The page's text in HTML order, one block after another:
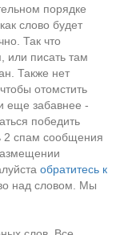
порядке
слово будет
Так что
или писать там
Также нет
отомстить
еще забавнее -
победить
2 спам сообщения
обратитесь к
над словом. Мы